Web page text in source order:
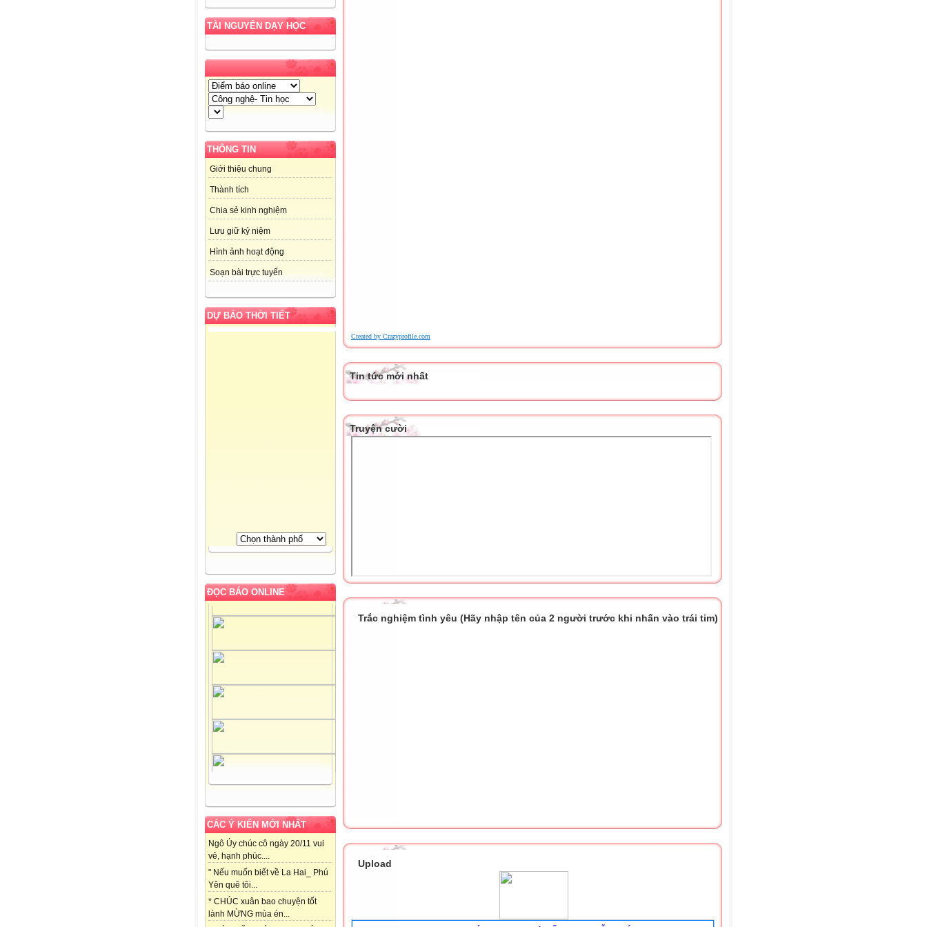
TÀI NGUYÊN DẠY HỌC
THÔNG TIN
Giới thiệu chung
Thành tích
Chia sẻ kinh nghiệm
Lưu giữ kỷ niệm
Hình ảnh hoạt động
Soạn bài trực tuyến
DỰ BÁO THỜI TIẾT
ĐỌC BÁO ONLINE
CÁC Ý KIẾN MỚI NHẤT
Ngô Úy chúc cô ngày 20/11 vui
vẻ, hạnh phúc....
" Nếu muốn biết về La Hai_ Phú
Yên quê tôi...
* CHÚC xuân bao chuyện tốt
lành MỪNG mùa én...
Created by Crazyprofile.com
Tin tức mới nhất
Truyện cười
Trắc nghiệm tình yêu (Hãy nhập tên của 2 người trước khi nhấn vào trái tim)
Upload